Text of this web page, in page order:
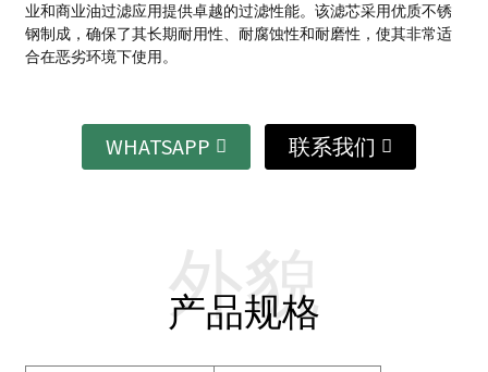
业和商业油过滤应用提供卓越的过滤性能。 该滤芯采用优质不锈
钢制成，确保了其长期耐用性、耐腐蚀性和耐磨性，使其非常适
合在恶劣环境下使用。
WHATSAPP 联系我们
产品规格
外貌